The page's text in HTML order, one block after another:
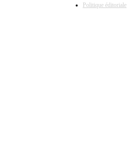
Politique éditoriale